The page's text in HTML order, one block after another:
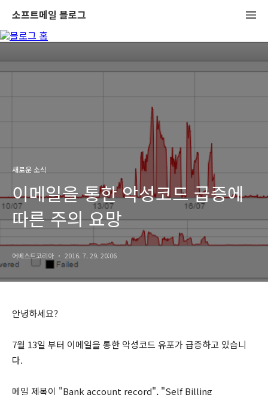
소프트메일 블로그
새로운 소식
이메일을 통한 악성코드 급증에
따른 주의 요망
어베스트코리아 2016. 7. 29. 20:06
안녕하세요?
7월 13일 부터 이메일을 통한 악성코드 유포가 급증하고 있습니
다.
메일 제목이 "Bank account record", "Self Billing